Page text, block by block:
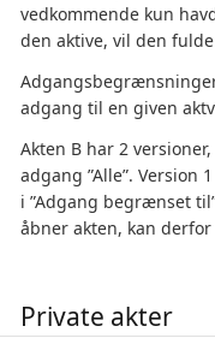
vedkommende kun
den aktive, vil den
adgang til en given
Akten B har 2
adgang ”Alle”. Version
i ”Adgang begrænset
åbner akten, kan
Private akter